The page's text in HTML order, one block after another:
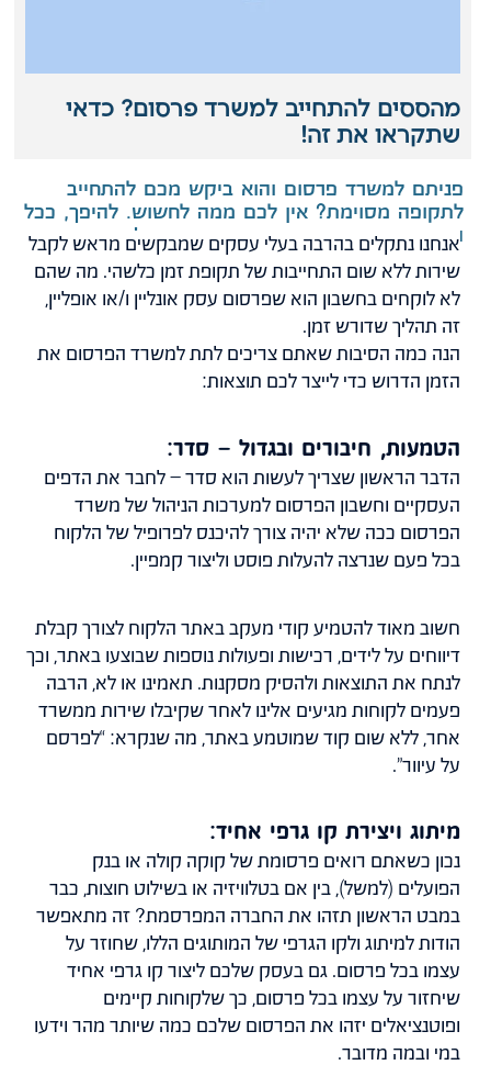
מהססים להתחייב למשרד פרסום? כדאי
שתקראו את זה!
פניתם למשרד פרסום והוא ביקש מכם להתחייב
לתקופה מסוימת? אין לכם ממה לחשוש. להיפך, ככל
הנראה שמדובר במשרד פרסום מקצועי!
אנחנו נתקלים בהרבה בעלי עסקים שמבקשים מראש לקבל
שירות ללא שום התחייבות של תקופת זמן כלשהי. מה שהם
לא לוקחים בחשבון הוא שפרסום עסק אונליין ו/או אופליין,
זה תהליך שדורש זמן.
הנה כמה הסיבות שאתם צריכים לתת למשרד הפרסום את
הזמן הדרוש כדי לייצר לכם תוצאות:
הטמעות, חיבורים ובגדול – סדר:
הדבר הראשון שצריך לעשות הוא סדר – לחבר את הדפים
העסקיים וחשבון הפרסום למערכות הניהול של משרד
הפרסום ככה שלא יהיה צורך להיכנס לפרופיל של הלקוח
בכל פעם שנרצה להעלות פוסט וליצור קמפיין.
חשוב מאוד להטמיע קודי מעקב באתר הלקוח לצורך קבלת
דיווחים על לידים, רכישות ופעולות נוספות שבוצעו באתר, וכך
לנתח את התוצאות ולהסיק מסקנות. תאמינו או לא, הרבה
פעמים לקוחות מגיעים אלינו לאחר שקיבלו שירות ממשרד
אחר, ללא שום קוד שמוטמע באתר, מה שנקרא: “לפרסם
על עיוור”.
מיתוג ויצירת קו גרפי אחיד:
נכון כשאתם רואים פרסומת של קוקה קולה או בנק
הפועלים (למשל), בין אם בטלוויזיה או בשילוט חוצות, כבר
במבט הראשון תזהו את החברה המפרסמת? זה מתאפשר
הודות למיתוג ולקו הגרפי של המותוגים הללו, שחוזר על
עצמו בכל פרסום. גם בעסק שלכם ליצור קו גרפי אחיד
שיחזור על עצמו בכל פרסום, כך שלקוחות קיימים
ופוטנציאלים יזהו את הפרסום שלכם כמה שיותר מהר וידעו
במי ובמה מדובר.